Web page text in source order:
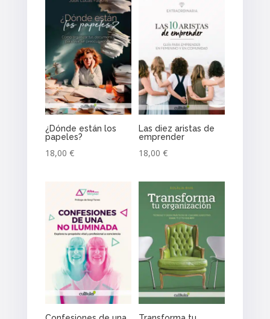
¿Dónde están los
papeles?
18,00 €
Las diez aristas de
emprender
18,00 €